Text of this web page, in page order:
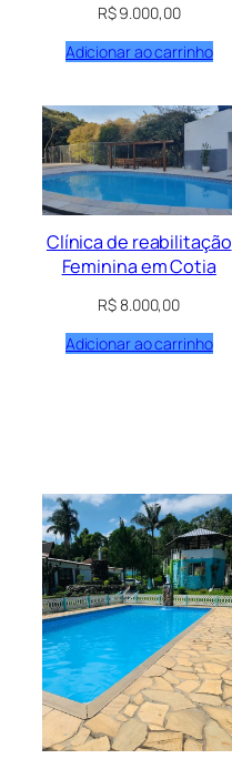
R$9.000,00
Adicionar ao carrinho
Clínica de reabilitação
Feminina em Cotia
R$8.000,00
Adicionar ao carrinho